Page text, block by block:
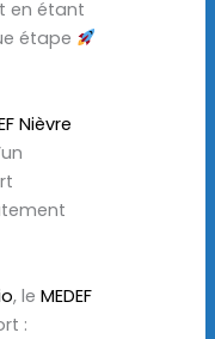
en étant
étape
Nièvre
, leMEDEF
: